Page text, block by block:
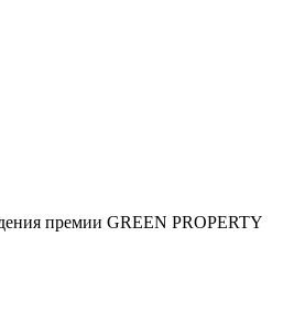
премии GREEN PROPERTY